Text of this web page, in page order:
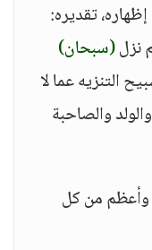
تقديره:
نزل(سبحان)
التنزيه عما لا
والصاحبة
وأعظم من كل